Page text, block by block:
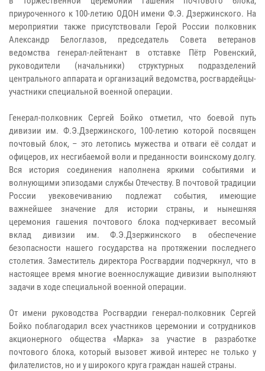
приуроченного к 100-летию ОДОН имени Ф.Э. Дзержинского. На
мероприятии также присутствовали Герой России полковник
Александр Белоглазов, председатель Совета ветеранов
ведомства генерал-лейтенант в отставке Пётр Ровенский,
руководители (начальники) структурных подразделений
центрального аппарата и организаций ведомства, росгвардейцы-
участники специальной военной операции.
Генерал-полковник Сергей Бойко отметил, что боевой путь
дивизии им. Ф.Э.Дзержинского, 100-летию которой посвящен
почтовый блок, – это летопись мужества и отваги её солдат и
офицеров, их несгибаемой воли и преданности воинскому долгу.
Вся история соединения наполнена яркими событиями и
волнующими эпизодами службы Отечеству. В почтовой традиции
России увековечиванию подлежат события, имеющие
важнейшее значение для истории страны, и нынешняя
церемония гашения почтового блока подчеркивает весомый
вклад дивизии им. Ф.Э.Дзержинского в обеспечение
безопасности нашего государства на протяжении последнего
столетия. Заместитель директора Росгвардии подчеркнул, что в
настоящее время многие военнослужащие дивизии выполняют
задачи в ходе специальной военной операции.
От имени руководства Росгвардии генерал-полковник Сергей
Бойко поблагодарил всех участников церемонии и сотрудников
акционерного общества «Марка» за участие в разработке
почтового блока, который вызовет живой интерес не только у
филателистов, но и у широкого круга граждан нашей страны.